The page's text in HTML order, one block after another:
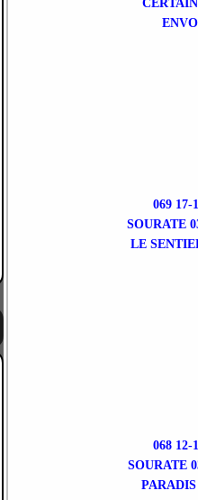
069 17-
SOURATE
LE
068 12-
SOURATE